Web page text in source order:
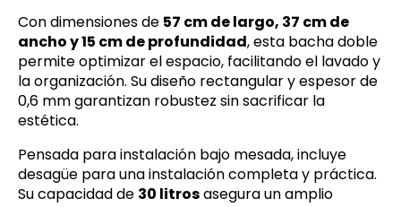
Con dimensiones de 57 cm de largo, 37 cm de
ancho y 15 cm de profundidad, esta bacha doble
permite optimizar el espacio, facilitando el lavado y
la organización. Su diseño rectangular y espesor de
0,6 mm garantizan robustez sin sacrificar la
estética.
Pensada para instalación bajo mesada, incluye
desagüe para una instalación completa y práctica.
Su capacidad de 30 litrosasegura un amplio